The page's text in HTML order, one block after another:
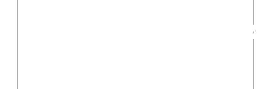
мастерская